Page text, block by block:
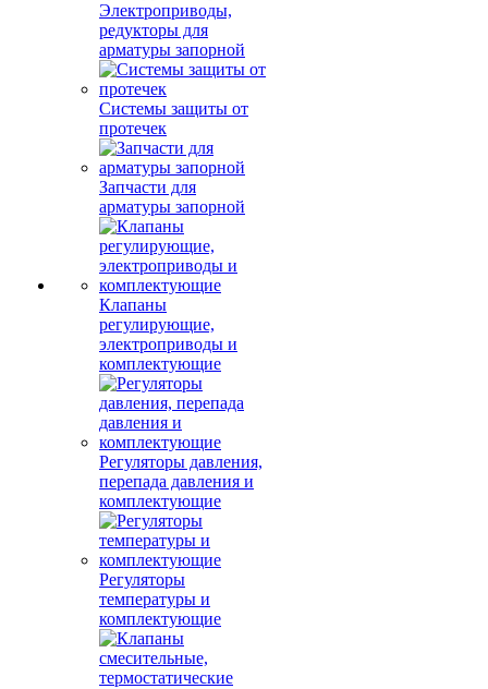
Электроприводы,
редукторы для
арматуры запорной
Системы защиты от
протечек
Запчасти для
арматуры запорной
Клапаны
регулирующие,
электроприводы и
комплектующие
Регуляторы давления,
перепада давления и
комплектующие
Регуляторы
температуры и
комплектующие